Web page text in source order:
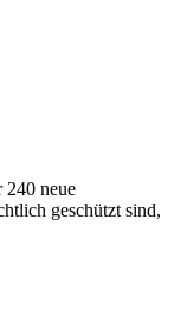
240 neue
geschützt sind,